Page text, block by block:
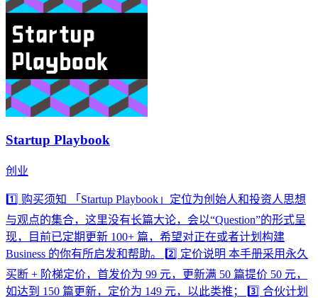
Startup Playbook
创业
1️⃣ 购买须知 「Startup Playbook」定位为创始人和投资人思想
与观点的集合，这里没有长篇大论，会以“Question”的形式呈
现，目前已定期更新 100+ 篇，希望对正在或者计划构建
Business 的你有所启发和帮助。 2️⃣ 定价说明 本手册采用永久
买断 + 阶梯定价，首发价为 99 元，更新满 50 篇提价 50 元，
如达到 150 篇更新，定价为 149 元，以此类推； 3️⃣ 合伙计划